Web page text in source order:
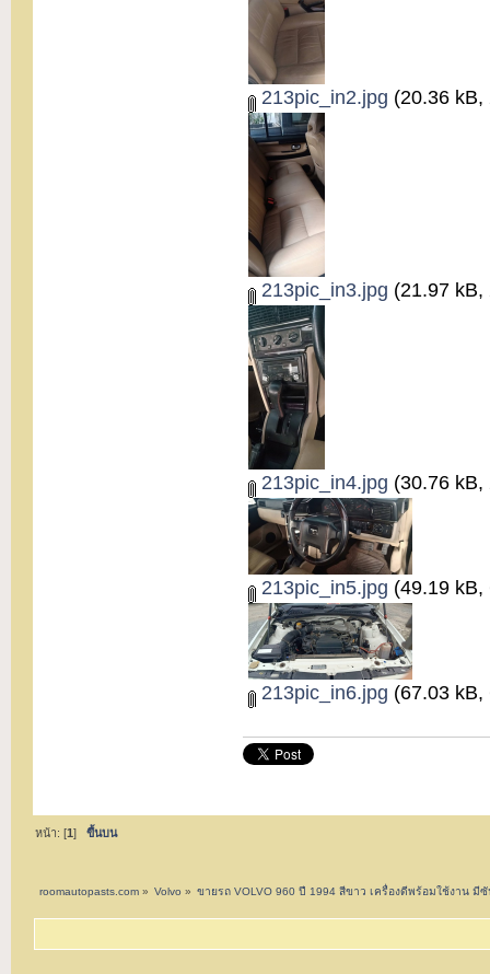
213pic_in2.jpg (20.36
213pic_in3.jpg (21.97
213pic_in4.jpg (30.76
213pic_in5.jpg (49.19
213pic_in6.jpg (67.03
หน้า: [1 ] ขึ้นบน
roomautopasts.com» Volvo » ขายรถ VOLVO 960 ปี 1994 สีขาว เครื่องดีพร้อมใช้งาน มี